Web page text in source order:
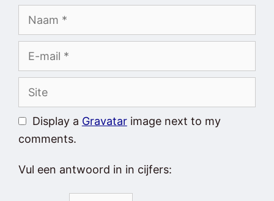
mail
Display a Gravatarimage next to my
comments.
Vul een antwoord in in cijfers: